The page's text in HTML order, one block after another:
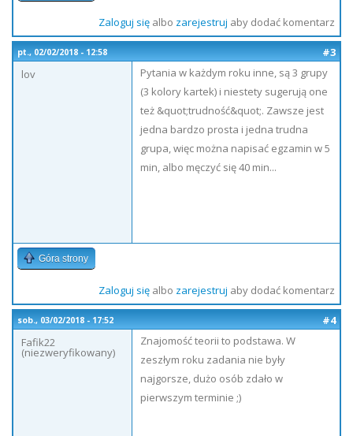
Zaloguj sięalbo zarejestruj aby dodać komentarz
pt., 02/02/2018 - 12:58
#3
lov
Pytania w każdym roku inne, są 3 grupy
(3 kolory kartek) i niestety sugerują one
też &quot;trudność&quot;. Zawsze jest
jedna bardzo prosta i jedna trudna
grupa, więc można napisać egzamin w 5
min, albo męczyć się 40 min...
Góra strony
Zaloguj sięalbo zarejestruj aby dodać komentarz
sob., 03/02/2018 - 17:52
#4
Fafik22
(niezweryfikowany)
Znajomość teorii to podstawa. W
zeszłym roku zadania nie były
najgorsze, dużo osób zdało w
pierwszym terminie ;)